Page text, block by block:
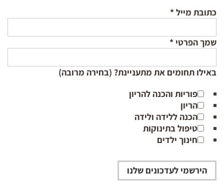
כתובת מייל*
שמך הפרטי *
באילו תחומים את מתעניינת? (בחירה מרובה)
פוריות והכנה להריון
הריון
הכנה ללידה ולידה
טיפול בתינוקות
חינוך ילדים